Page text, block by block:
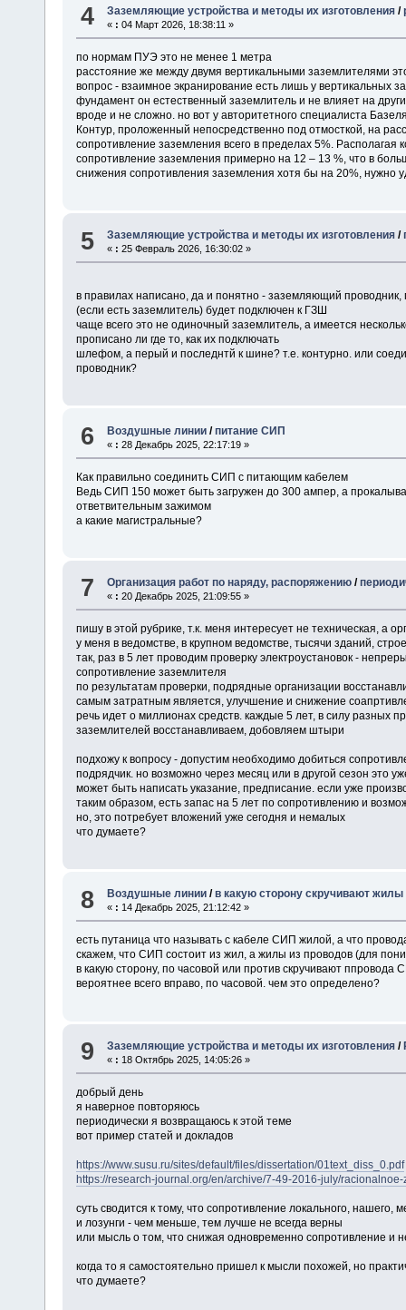
4 Заземляющие устройства и методы их изготовления /
« : 04 Март 2026, 18:38:11 »
по нормам ПУЭ это не менее 1 метра
расстояние же между двумя вертикальными заземлителями
вопрос - взаимное экранирование есть лишь у вертикальных
фундамент он естественный заземлитель и не влияет на
вроде и не сложно. но вот у авторитетного специалиста
Контур, проложенный непосредственно под отмосткой, на
сопротивление заземления всего в пределах 5%.
сопротивление заземления примерно на 12 – 13 %, что в
снижения сопротивления заземления хотя бы на 20%, нужно
5 Заземляющие устройства и методы их изготовления /
« : 25 Февраль 2026, 16:30:02 »
в правилах написано, да и понятно - заземляющий
(если есть заземлитель) будет подключен к ГЗШ
чаще всего это не одиночный заземлитель, а имеется
прописано ли где то, как их подключать
шлефом, а перый и последнтй к шине? т.е. контурно. или
проводник?
6 Воздушные линии /питание СИП
« : 28 Декабрь 2025, 22:17:19 »
Как правильно соединить СИП с питающим кабелем
Ведь СИП 150 может быть загружен до 300 ампер, а
ответвительным зажимом
а какие магистральные?
7 Организация работ по наряду, распоряжению /
« : 20 Декабрь 2025, 21:09:55 »
пишу в этой рубрике, т.к. меня интересует не техническая, а
у меня в ведомстве, в крупном ведомстве, тысячи зданий,
так, раз в 5 лет проводим проверку электроустановок -
сопротивление заземлителя
по результатам проверки, подрядные организации
самым затратным является, улучшение и снижение
речь идет о миллионах средств. каждые 5 лет, в силу разных
заземлителей восстанавливаем, добовляем штыри
подхожу к вопросу - допустим необходимо добиться
подрядчик. но возможно через месяц или в другой сезон это
может быть написать указание, предписание. если уже
таким образом, есть запас на 5 лет по сопротивлению и
но, это потребует вложений уже сегодня и немалых
что думаете?
8 Воздушные линии /в какую сторону скручивают
« : 14 Декабрь 2025, 21:12:42 »
есть путаница что называть с кабеле СИП жилой, а что
скажем, что СИП состоит из жил, а жилы из проводов (для
в какую сторону, по часовой или против скручивают ппровода
вероятнее всего вправо, по часовой. чем это определено?
9 Заземляющие устройства и методы их изготовления /
« : 18 Октябрь 2025, 14:05:26 »
добрый день
я наверное повторяюсь
периодически я возвращаюсь к этой теме
вот пример статей и докладов
https://www.susu.ru/sites/default/files/dissertation/01text_diss_0.pdf
https://research-journal.org/en/archive/7-49-2016-july/
суть сводится к тому, что сопротивление локального,
и лозунги - чем меньше, тем лучше не всегда верны
или мысль о том, что снижая одновременно сопротивление и
когда то я самостоятельно пришел к мысли похожей, но
что думаете?